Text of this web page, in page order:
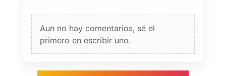
Aun no hay comentarios, sé el
primero en escribir uno.